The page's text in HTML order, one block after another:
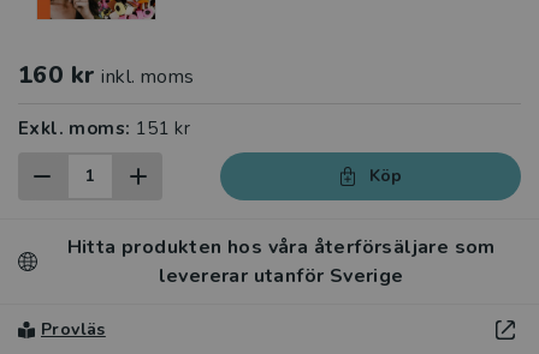
160 kr inkl. moms
Exkl. moms: 151 kr
Köp
Hitta produkten hos våra återförsäljare som
levererar utanför Sverige
Provläs